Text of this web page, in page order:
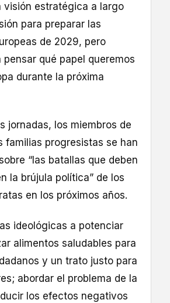
visión estratégica a largo
para preparar las
de 2029, pero
pensar qué papel queremos
durante la próxima
jornadas, los miembros de
familias progresistas se han
“las batallas que deben
la brújula política” de los
en los próximos años.
ideológicas a potenciar
alimentos saludables para
y un trato justo para
abordar el problema de la
los efectos negativos